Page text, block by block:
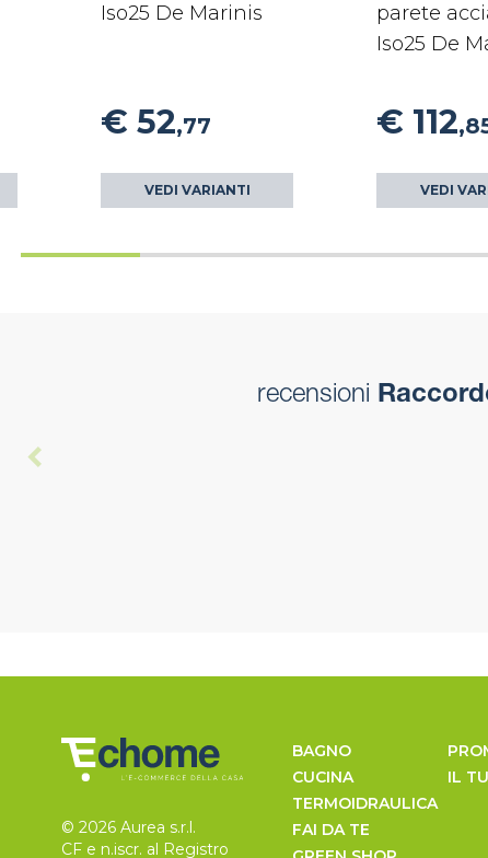
Iso25 De Marinis
€ 52,77
VEDI VARIANTI
parete
Iso25 De
€ 112
VEDI
recensioni
© 2026 Aurea s.r.l.
CF e n.iscr. al Registro
BAGNO
CUCINA
TERMOIDRAULICA
FAI DA TE
IL